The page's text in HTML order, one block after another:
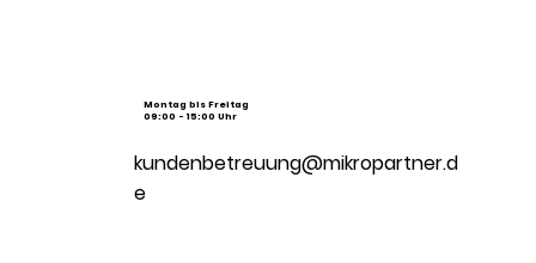
Montag bis Freitag
09:00 - 15:00 Uhr
kundenbetreuung@mikropartner.d
e